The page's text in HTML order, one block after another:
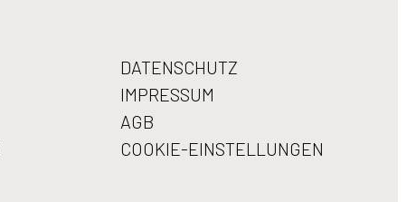
DATENSCHUTZ
IMPRESSUM
AGB
COOKIE-EINSTELLUNGEN